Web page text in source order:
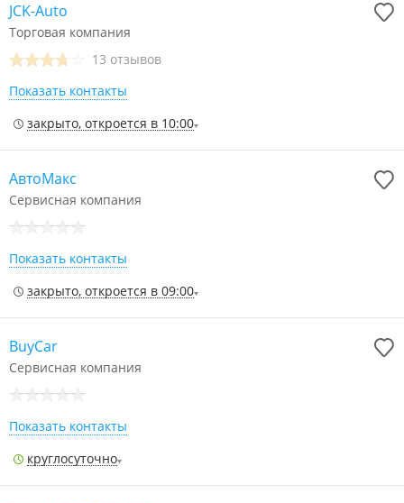
JCK-Auto
Торговая компания
13 отзывов
Показать контакты
закрыто, откроется в 10:00
АвтоМакс
Сервисная компания
Показать контакты
закрыто, откроется в 09:00
BuyCar
Сервисная компания
Показать контакты
круглосуточно